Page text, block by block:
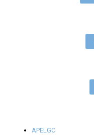
APELGC